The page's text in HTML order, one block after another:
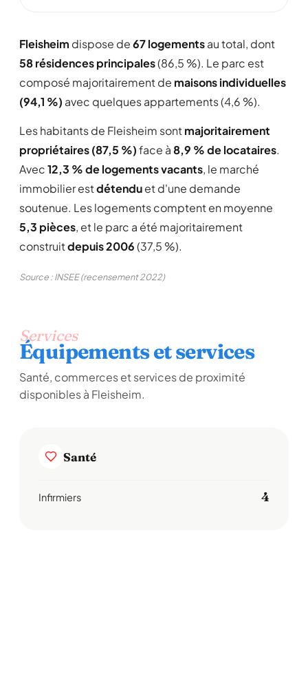
Fleisheim dispose de67 logementsau total, dont
58 résidences principales(86,5 %). Le parc est
composé majoritairement de maisons individuelles
(94,1 %) avec quelques appartements (4,6 %).
Les habitants de Fleisheim sontmajoritairement
propriétaires (87,5 %)face à8,9 % de locataires.
Avec12,3 % de logements vacants, le marché
immobilier estdétenduet d'une demande
soutenue. Les logements comptent en moyenne
5,3 pièces, et le parc a été majoritairement
construitdepuis 2006(37,5 %).
Source : INSEE (recensement 2022)
Services
Équipements et services
Santé, commerces et services de proximité
disponibles à Fleisheim.
Santé
Infirmiers 4